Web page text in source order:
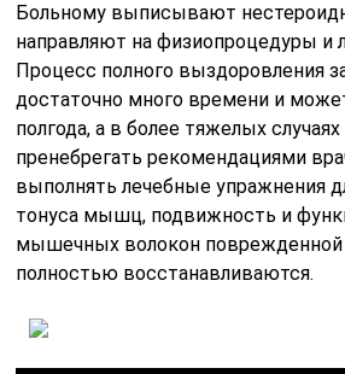
Больному выписывают
направляют на физиопроцедуры и
Процесс полного выздоровления
достаточно много времени и
полгода, а в более тяжелых
пренебрегать рекомендациями
выполнять лечебные упражнения
тонуса мышц, подвижность и
мышечных волокон поврежденной
полностью восстанавливаются.